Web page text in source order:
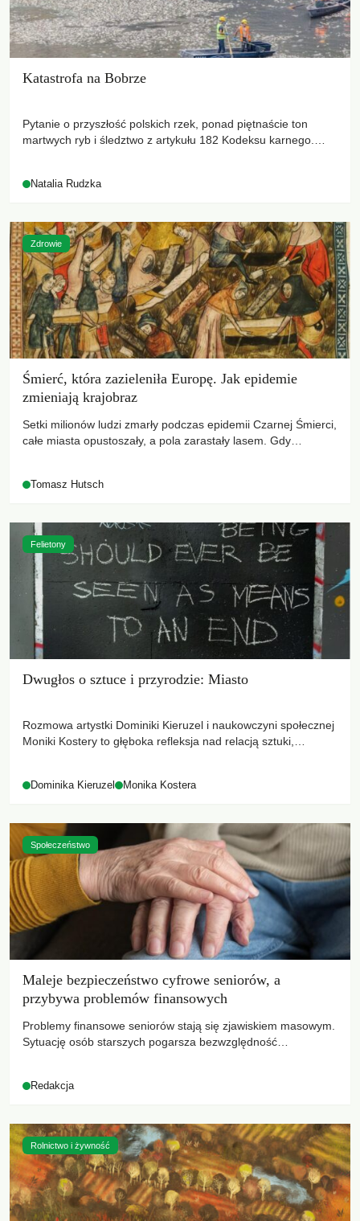
Katastrofa na Bobrze
Pytanie o przyszłość polskich rzek, ponad piętnaście ton
martwych ryb i śledztwo z artykułu 182 Kodeksu karnego.
prowadzących do biologicznej śmierci rzeki.
Natalia Rudzka
Śmierć, która zazieleniła Europę. Jak epidemie
zmieniają krajobraz
Setki milionów ludzi zmarły podczas epidemii Czarnej Śmierci,
całe miasta opustoszały, a pola zarastały lasem. Gdy
największych katastrof w swoich dziejach.
Tomasz Hutsch
Zdrowie
Dwugłos o sztuce i przyrodzie: Miasto
Rozmowa artystki Dominiki Kieruzel i naukowczyni społecznej
Moniki Kostery to głęboka refleksja nad relacją sztuki,
Dominika Kieruzel Monika Kostera
Felietony
Maleje bezpieczeństwo cyfrowe seniorów, a
przybywa problemów finansowych
Problemy finansowe seniorów stają się zjawiskiem masowym.
Sytuację osób starszych pogarsza bezwzględność
Redakcja
Społeczeństwo
Rolnictwo i żywność